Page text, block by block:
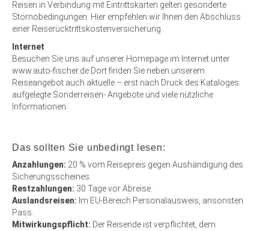
Reisen in Verbindung mit Eintrittskarten gelten gesonderte
Stornobedingungen. Hier empfehlen wir Ihnen den Abschluss
einer Reiserücktrittskostenversicherung.
Internet
Besuchen Sie uns auf unserer Homepage im Internet unter
www.auto-fischer.de Dort finden Sie neben unserem
Reiseangebot auch aktuelle – erst nach Druck des Kataloges
aufgelegte Sonderreisen- Angebote und viele nützliche
Informationen.
Das sollten Sie unbedingt lesen:
Anzahlungen: 20 % vom Reisepreis gegen Aushändigung des
Sicherungsscheines.
Restzahlungen: 30 Tage vor Abreise.
Auslandsreisen: Im EU-Bereich Personalausweis, ansonsten
Pass.
Mitwirkungspflicht: Der Reisende ist verpflichtet, dem